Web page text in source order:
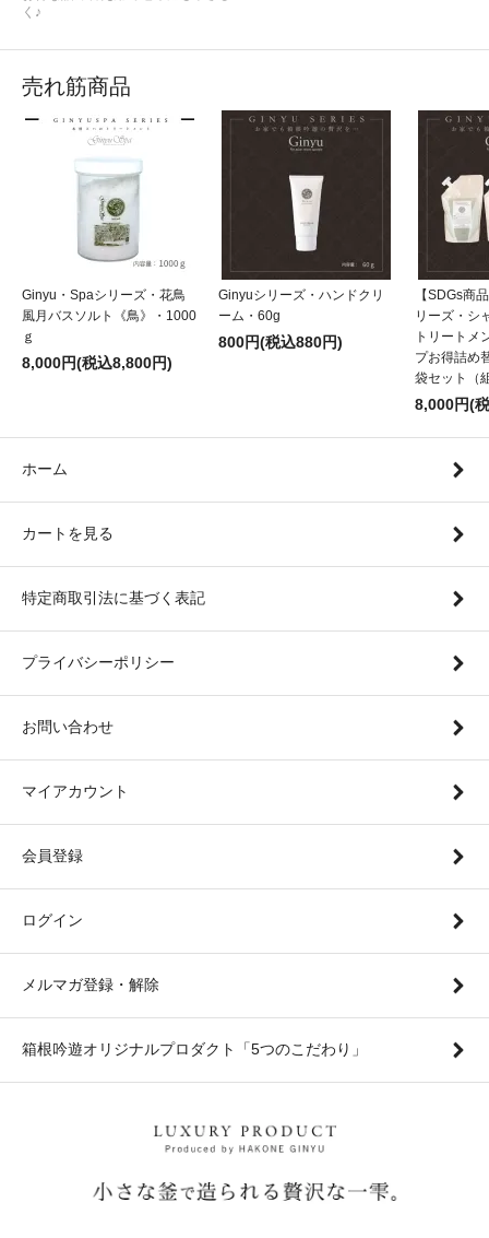
く♪
売れ筋商品
Ginyu・Spaシリーズ・花鳥
風月バスソルト《鳥》・1000
ｇ
8,000円(税込8,800円)
Ginyuシリーズ・ハンドクリ
ーム・60g
800円(税込880円)
【SDGs商
リーズ・シ
トリートメ
プお得詰め
袋セット（
8,000円(
ホーム
カートを見る
特定商取引法に基づく表記
プライバシーポリシー
お問い合わせ
マイアカウント
会員登録
ログイン
メルマガ登録・解除
箱根吟遊オリジナルプロダクト「5つのこだわり」